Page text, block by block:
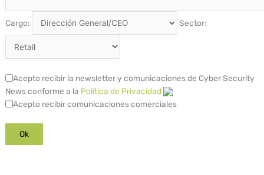
Cargo: Sector:
Acepto recibir la newsletter y comunicaciones de Cyber Security
News conforme a la Política de Privacidad
Acepto recibir comunicaciones comerciales